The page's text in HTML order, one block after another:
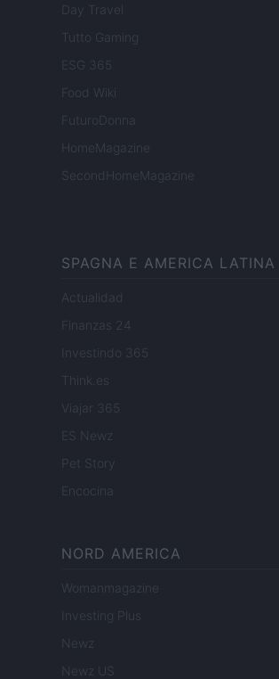
Day Travel
Tutto Gaming
ESG 365
Food Wiki
FuturoDonna
HomeMagazine
SecondHomeMagazine
SPAGNA E AMERICA LATINA
Actualidad
Finanzas 24
Investindo 365
Think.es
Viajar 365
ES Newz
Pet Story
Encocina
NORD AMERICA
Womanmagazine
Investing Plus
Newz
Newz US